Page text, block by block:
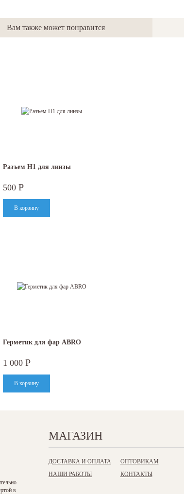
Вам также может понравится
Разъем H1 для линзы
500 Р
Герметик для фар ABRO
1 000 Р
в
МАГАЗИН
ДОСТАВКА И ОПЛАТА
ОПТОВИКАМ
НАШИ РАБОТЫ
КОНТАКТЫ